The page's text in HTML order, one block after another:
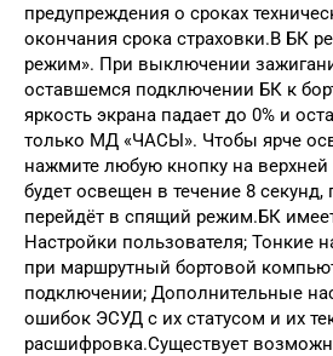
предупреждения о сроках
окончания срока страховки.В БК
режим». При выключении
оставшемся подключении БК к
яркость экрана падает до 0% и
только МД «ЧАСЫ». Чтобы ярче
нажмите любую кнопку на
будет освещен в течение 8
перейдёт в спящий режим.БК
Настройки пользователя; Тонкие
при маршрутный бортовой
подключении; Дополнительные
ошибок ЭСУД с их статусом и их
расшифровка.Существует